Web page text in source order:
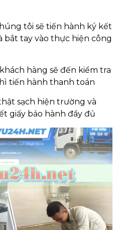
tôi sẽ tiến hành ký kết
bắt tay vào thực hiện công
hàng sẽ đến kiểm tra
tiến hành thanh toán
sạch hiện trường và
giấy bảo hành đầy đủ